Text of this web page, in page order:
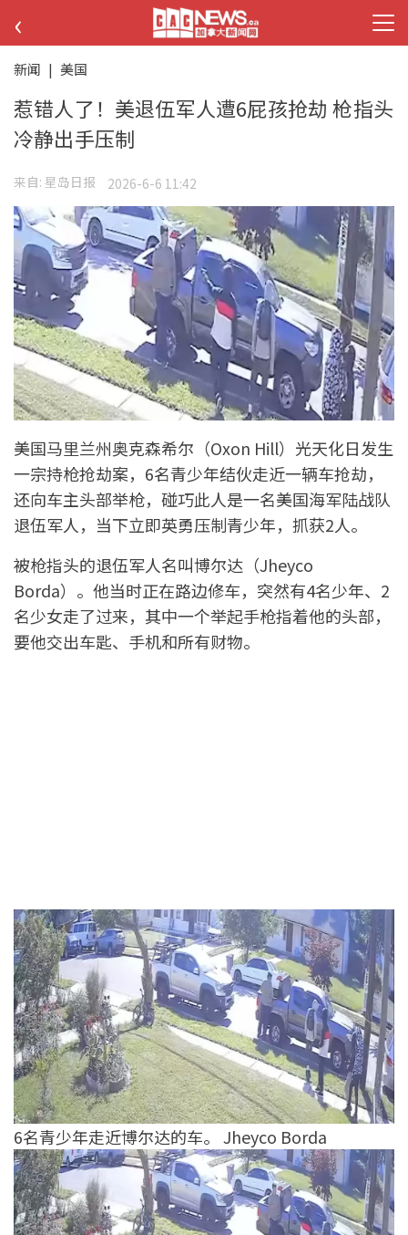
‹
新闻 | 美国
惹错人了！美退伍军人遭6屁孩抢劫 枪指头
冷静出手压制
来自: 星岛日报 2026-6-6 11:42
美国马里兰州奥克森希尔（Oxon Hill）光天化日发生
一宗持枪抢劫案，6名青少年结伙走近一辆车抢劫，
还向车主头部举枪，碰巧此人是一名美国海军陆战队
退伍军人，当下立即英勇压制青少年，抓获2人。
被枪指头的退伍军人名叫博尔达（Jheyco
Borda）。他当时正在路边修车，突然有4名少年、2
名少女走了过来，其中一个举起手枪指着他的头部，
要他交出车匙、手机和所有财物。
6名青少年走近博尔达的车。 Jheyco Borda